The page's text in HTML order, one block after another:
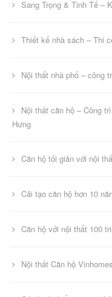
Sang Trọng & Tinh Tế –
Thiết kế nhà sách – Thi
Nội thất nhà phố – công
Nội thất căn hộ – Công
Hưng
Căn hộ tối giản với nội
Cải tạo căn hộ hơn 10
Căn hộ với nội thất 100
Nội thất Căn hộ